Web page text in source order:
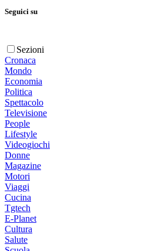
Seguici su
Sezioni
Cronaca
Mondo
Economia
Politica
Spettacolo
Televisione
People
Lifestyle
Videogiochi
Donne
Magazine
Motori
Viaggi
Cucina
Tgtech
E-Planet
Cultura
Salute